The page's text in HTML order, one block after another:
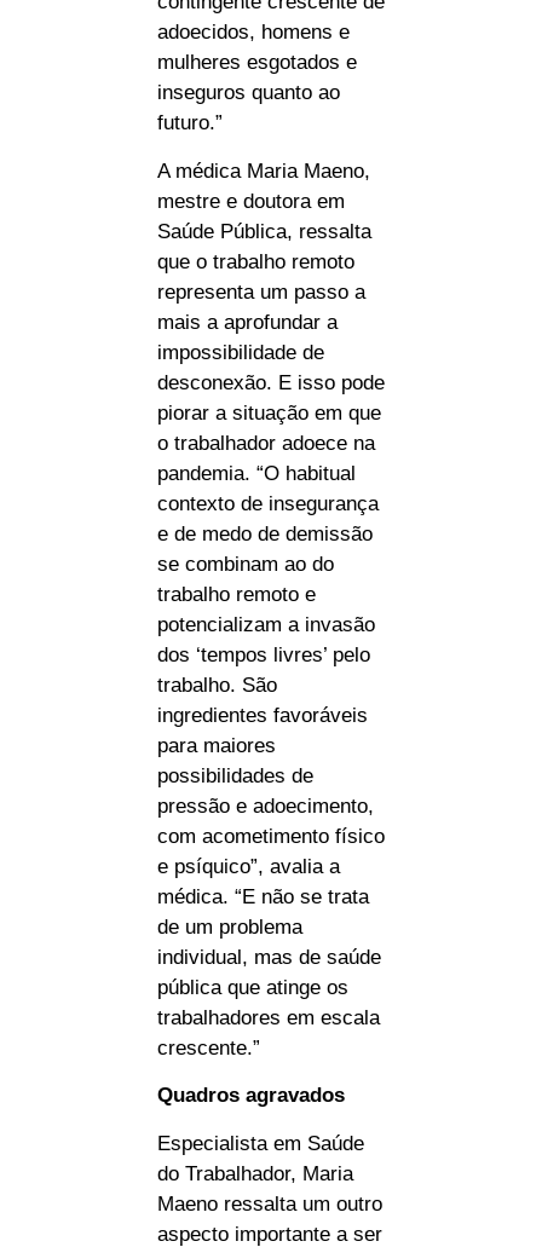
adoecidos, homens e
mulheres esgotados e
inseguros quanto ao
futuro.”
A médica Maria Maeno,
mestre e doutora em
Saúde Pública, ressalta
que o trabalho remoto
representa um passo a
mais a aprofundar a
impossibilidade de
desconexão. E isso pode
piorar a situação em que
o trabalhador adoece na
pandemia. “O habitual
contexto de insegurança
e de medo de demissão
se combinam ao do
trabalho remoto e
potencializam a invasão
dos ‘tempos livres’ pelo
trabalho. São
ingredientes favoráveis
para maiores
possibilidades de
pressão e adoecimento,
com acometimento físico
e psíquico”, avalia a
médica. “E não se trata
de um problema
individual, mas de saúde
pública que atinge os
trabalhadores em escala
crescente.”
Quadros agravados
Especialista em Saúde
do Trabalhador, Maria
Maeno ressalta um outro
aspecto importante a ser